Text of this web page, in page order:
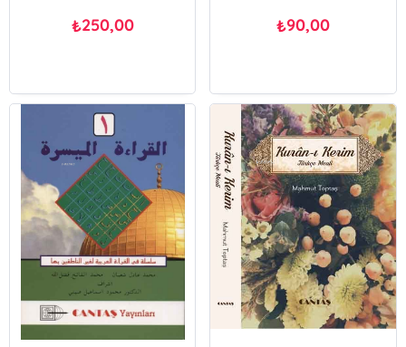
₺250,00 ₺90,00